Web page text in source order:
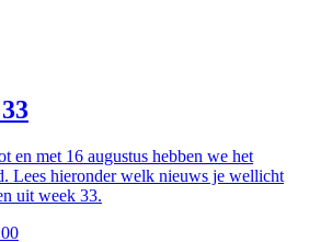
en met 16 augustus hebben we het
Lees hieronder welk nieuws je wellicht
uit week 33.